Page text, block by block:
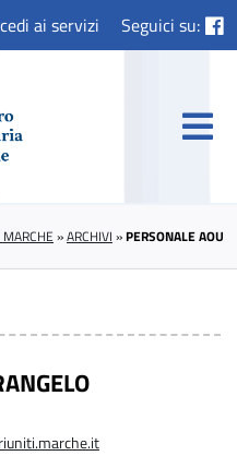
ai servizi Seguici su:
»ARCHIVI »PERSONALE AOU